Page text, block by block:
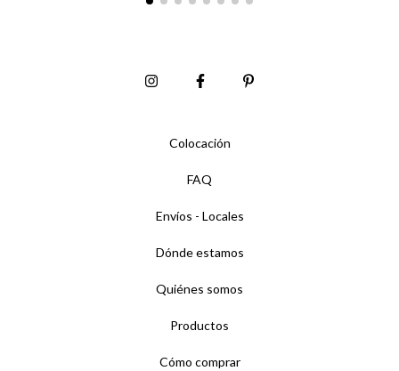
Colocación
FAQ
Envíos - Locales
Dónde estamos
Quiénes somos
Productos
Cómo comprar